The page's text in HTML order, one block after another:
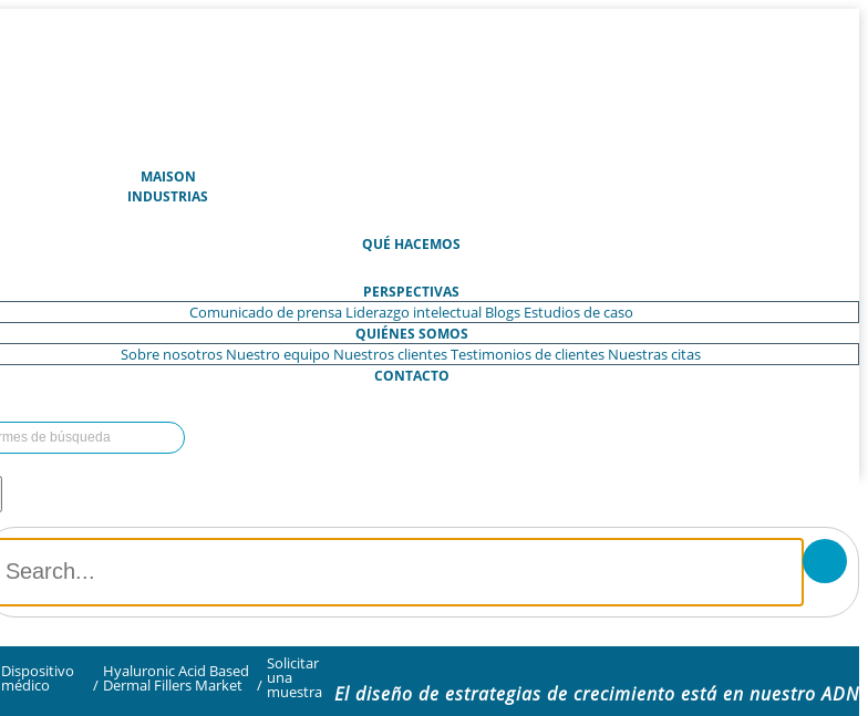
MAISON(ACTUAL)
INDUSTRIAS
QUÉ HACEMOS
PERSPECTIVAS
Comunicado de prensa Liderazgo intelectual Blogs Estudios de caso
QUIÉNES SOMOS
Sobre nosotros Nuestro equipo Nuestros clientesTestimonios de clientes Nuestras citas
CONTACTO
Dispositivo
médico /
Hyaluronic Acid Based
Dermal Fillers Market /
Solicitar
una
muestra El diseño de estrategias de crecimiento está en nuestro ADN